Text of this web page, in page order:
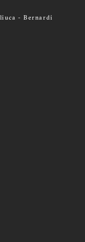
- Bernardi